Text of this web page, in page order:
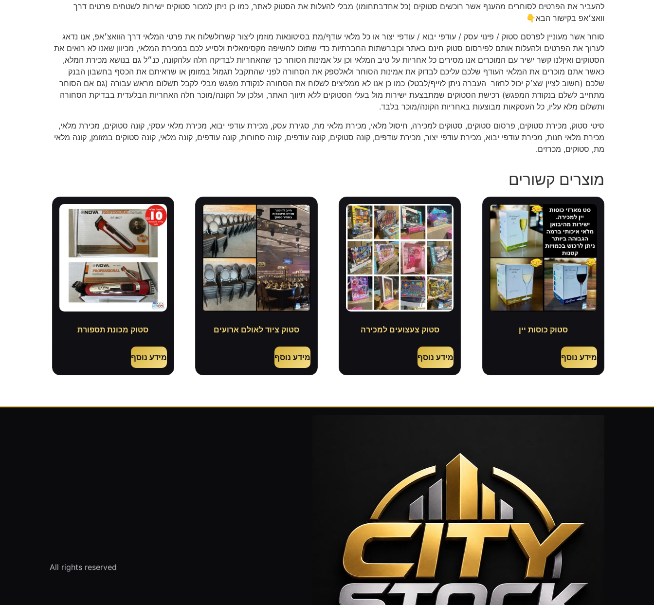
להעביר את הפרטים לסוחרים מהענף אשר רוכשים סטוקים (כל אחדבתחומו) מבלי להעלות את הסטוק לאתר, כמו כן ניתן למכור סטוקים ישירות לשטחים פרטים דרך
וואצ׳אפ בקישור הבא👇
סוחר אשר מעוניין לפרסם סטוק / פינוי עסק / עודפי יבוא / עודפי יצור או כל מלאי עודף/מת בסיטונאות מוזמן ליצור קשרולשלוח את פרטי המלאי דרך הוואצ׳אפ, אנו נדאג
לערוך את הפרטים ולהעלות אותם לפירסום סטוק חינם באתר וכןברשתות החברתיות כדי שתזכו לחשיפה מקסימאלית ולסייע לכם במכירת המלאי, מכיוון שאנו לא רואים את
הסטוקים ואיןלנו קשר ישיר עם המוכרים אנו מסירים כל אחריות על טיב המלאי וכן על אמינות הסוחר כך שהאחריות לבדיקה חלה עלהקונה, כנ״ל גם בנושא מכירת המלא,
כאשר אתם מוכרים את המלאי העודף שלכם עליכם לבדוק את אמינות הסוחר ולאלספק את הסחורה לפני שהתקבל תגמול במזומן או שראיתם את הכסף בחשבון הבנק
שלכם (חשוב לציין שצ׳ק יכול לחזור העברה ניתן לזייף/לבטל) כמו כן אנו לא ממליצים לשלוח את הסחורה לנקודת מפגש מבלי לקבל תשלום מראש עבורה (גם אם הסוחר
מתחייב לשלם בנקודת המפגש) רכישת הסטוקים שמתבצעת ישירות מול בעלי הסטוקים ללא תיווך האתר, ועלכן על הקונה/מוכר חלה האחריות הבלעדית בבדיקת הסחורה
ותשלום מלא עליו, כל העסקאות מבוצעות באחריות הקונה/מוכר בלבד.
סיטי סטוק, מכירת סטוקים, פרסום סטוקים, סטוקים למכירה, חיסול מלאי, מכירת מלאי מת, סגירת עסק, מכירת עודפי יבוא, מכירת מלאי עסקי, קונה סטוקים, מכירת מלאי,
מכירת מלאי חנות, מכירת עודפי יבוא, מכירת עודפי יצור, מכירת עודפים, קונה סטוקים, קונה עודפים, קונה סחורות, קונה עודפים, קונה מלאי, קונה סטוקים במזומן, קונה מלאי
מת, סטוקים, מכרזים.
מוצרים קשורים
סטוק כוסות יין
מידע נוסף
סטוק צעצועים למכירה
מידע נוסף
סטוק ציוד לאולם ארועים
מידע נוסף
סטוק מכונת תספורת
מידע נוסף
All rights reserved